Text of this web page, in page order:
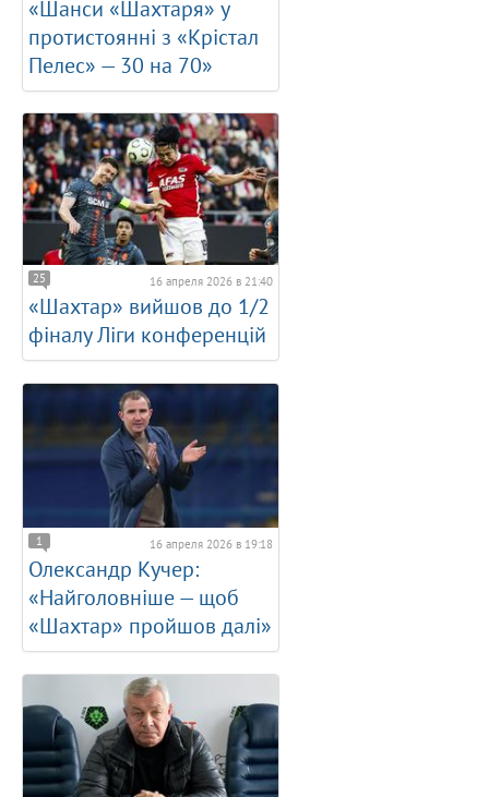
«Шанси «Шахтаря» у
протистоянні з «Крістал
Пелес» — 30 на 70»
25 16 апреля 2026 в 21:40
«Шахтар» вийшов до 1/2
фіналу Ліги конференцій
1 16 апреля 2026 в 19:18
Олександр Кучер:
«Найголовніше — щоб
«Шахтар» пройшов далі»